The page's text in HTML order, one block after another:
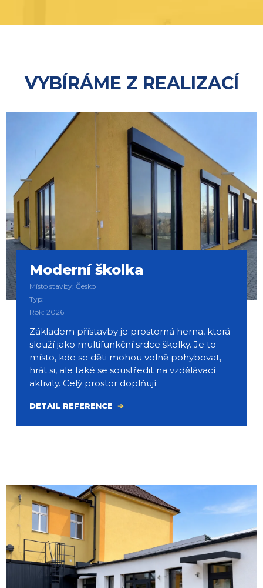
VYBÍRÁME Z REALIZACÍ
Moderní školka
Místo stavby: Česko
Typ:
Rok: 2026
Základem přístavby je prostorná herna, která
slouží jako multifunkční srdce školky. Je to
místo, kde se děti mohou volně pohybovat,
hrát si, ale také se soustředit na vzdělávací
aktivity. Celý prostor doplňují:
DETAIL REFERENCE